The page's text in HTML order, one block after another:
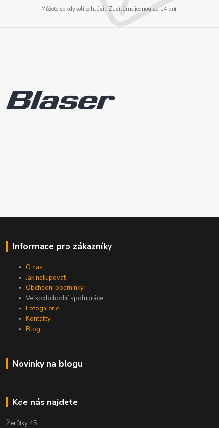
Můžete se kdykoli odhlásit. Zasíláme jednou za 14 dní.
Informace pro zákazníky
O nás
Jak nakupovat
Obchodní podmínky
Velkoobchodní spolupráce
Fotogalerie
Kontakty
Blog
Novinky na blogu
Kde nás najdete
Žerůtky 45